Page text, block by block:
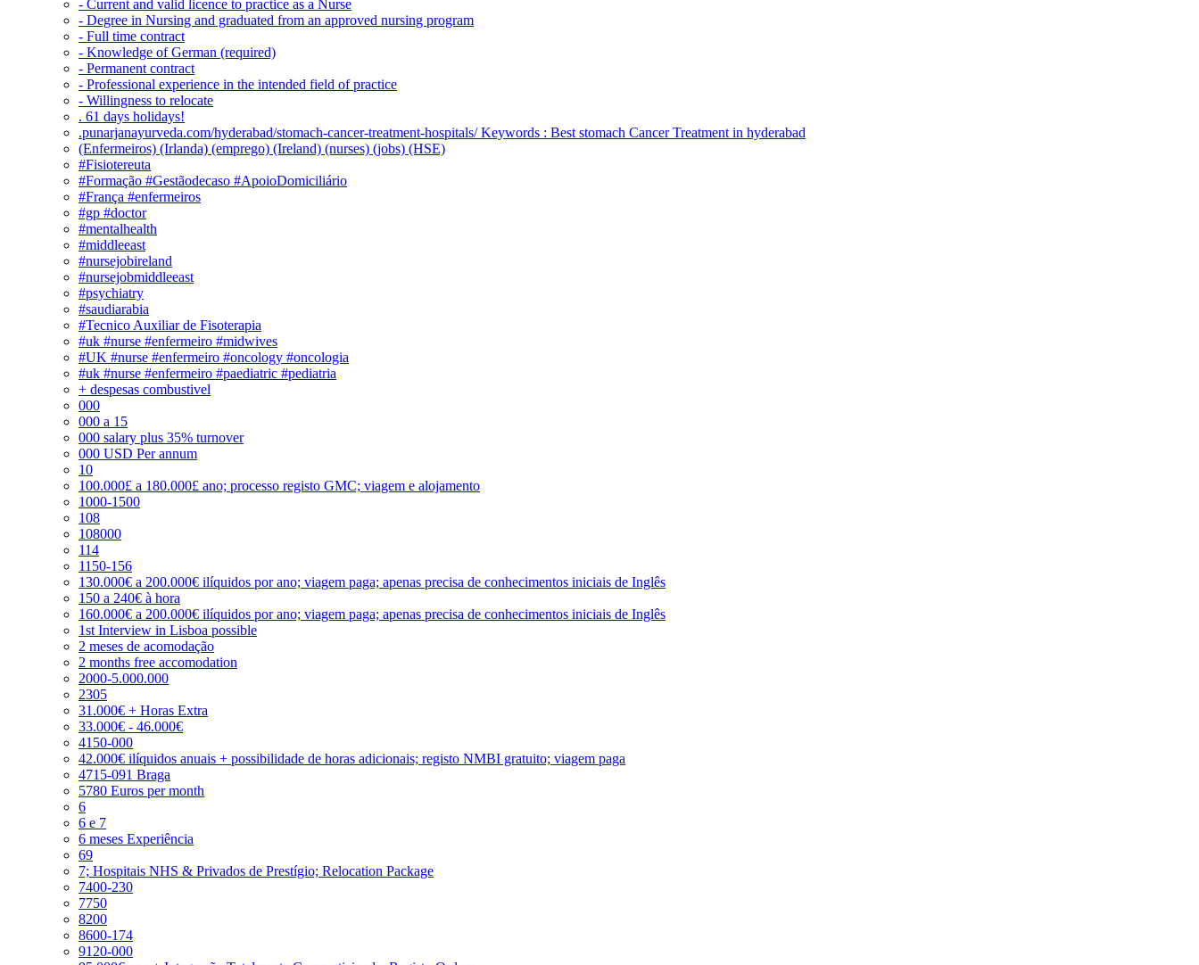
- Current and valid licence to practice as a Nurse
- Degree in Nursing and graduated from an approved nursing program
- Full time contract
- Knowledge of German (required)
- Permanent contract
- Professional experience in the intended field of practice
- Willingness to relocate
. 61 days holidays!
.punarjanayurveda.com/hyderabad/stomach-cancer-treatment-hospitals/ Keywords : Best stomach Cancer Treatment in hyderabad
(Enfermeiros) (Irlanda) (emprego) (Ireland) (nurses) (jobs) (HSE)
#Fisiotereuta
#Formação #Gestãodecaso #ApoioDomiciliário
#França #enfermeiros
#gp #doctor
#mentalhealth
#middleeast
#nursejobireland
#nursejobmiddleeast
#psychiatry
#saudiarabia
#Tecnico Auxiliar de Fisoterapia
#uk #nurse #enfermeiro #midwives
#UK #nurse #enfermeiro #oncology #oncologia
#uk #nurse #enfermeiro #paediatric #pediatria
+ despesas combustivel
000
000 a 15
000 salary plus 35% turnover
000 USD Per annum
10
100.000£ a 180.000£ ano; processo registo GMC; viagem e alojamento
1000-1500
108
108000
114
1150-156
130.000€ a 200.000€ ilíquidos por ano; viagem paga; apenas precisa de conhecimentos iniciais de Inglês
150 a 240€ à hora
160.000€ a 200.000€ ilíquidos por ano; viagem paga; apenas precisa de conhecimentos iniciais de Inglês
1st Interview in Lisboa possible
2 meses de acomodação
2 months free accomodation
2000-5.000.000
2305
31.000€ + Horas Extra
33.000€ - 46.000€
4150-000
42.000€ ilíquidos anuais + possibilidade de horas adicionais; registo NMBI gratuito; viagem paga
4715-091 Braga
5780 Euros per month
6
6 e 7
6 meses Experiência
69
7; Hospitais NHS & Privados de Prestígio; Relocation Package
7400-230
7750
8200
8600-174
9120-000